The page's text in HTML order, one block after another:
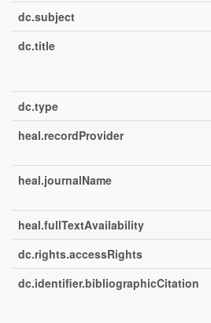
dc.subject
dc.title
dc.type
heal.recordProvider
heal.journalName
heal.fullTextAvailability
dc.rights.accessRights
dc.identifier.bibliographicCitation